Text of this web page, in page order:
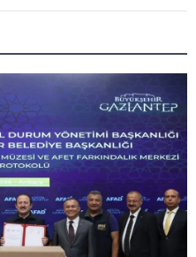
ile Müsavat Dervişoğlu cenazede
tatil mi?
Dondurulmuş
döndürecek keşif